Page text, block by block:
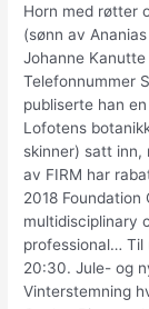
Horn med røtter
(sønn av
Johanne Kanutte
Telefonnummer
publiserte han
Lofotens
skinner) satt inn,
av FIRM har
2018 Foundation
multidisciplinary
professional… Til
20:30. Jule- og
Vinterstemning